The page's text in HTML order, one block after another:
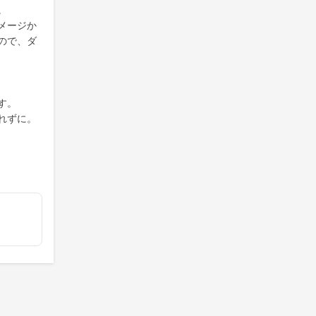
ージか
で、ダ
。
ずに。